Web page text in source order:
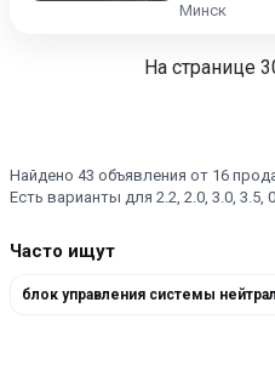
Минск
На странице
Найдено 43 объявления от 16
Есть варианты для 2.2, 2.0, 3.0, 3.5,
Часто ищут